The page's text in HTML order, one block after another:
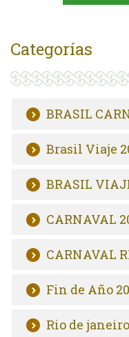
Categorías
BRASIL
Brasil Viaje
BRASIL
CARNAVAL
CARNAVAL
Fin de Año
Rio de janeiro